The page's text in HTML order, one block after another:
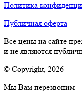
Политика
Публичная оферта
Все цены на сайте
и не являются
© Copyright, 2026
Мы Вам перезвоним